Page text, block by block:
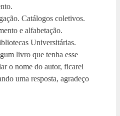
Catálogos coletivos.
e alfabetação.
Universitárias.
livro que tenha esse
o nome do autor, ficarei
uma resposta, agradeço